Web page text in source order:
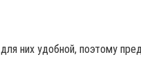
них удобной, поэтому